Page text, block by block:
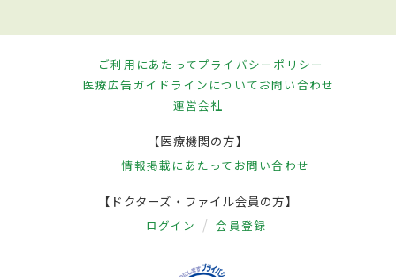
ご利用にあたってプライバシーポリシー
医療広告ガイドラインについてお問い合わせ
運営会社
【医療機関の方】
情報掲載にあたって お問い合わせ
【ドクターズ・ファイル会員の方】
ログイン 会員登録